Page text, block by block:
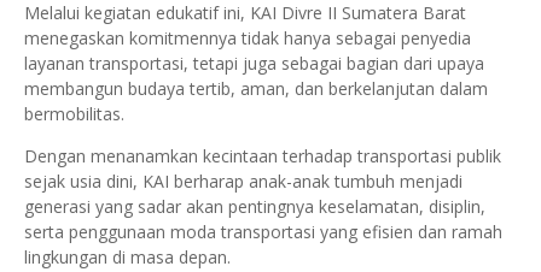
Melalui kegiatan edukatif ini, KAI Divre II Sumatera Barat
menegaskan komitmennya tidak hanya sebagai penyedia
layanan transportasi, tetapi juga sebagai bagian dari upaya
membangun budaya tertib, aman, dan berkelanjutan dalam
bermobilitas.
Dengan menanamkan kecintaan terhadap transportasi publik
sejak usia dini, KAI berharap anak-anak tumbuh menjadi
generasi yang sadar akan pentingnya keselamatan, disiplin,
serta penggunaan moda transportasi yang efisien dan ramah
lingkungan di masa depan.